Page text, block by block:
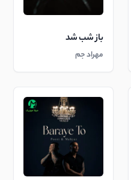
باز شب شد
مهراد جم